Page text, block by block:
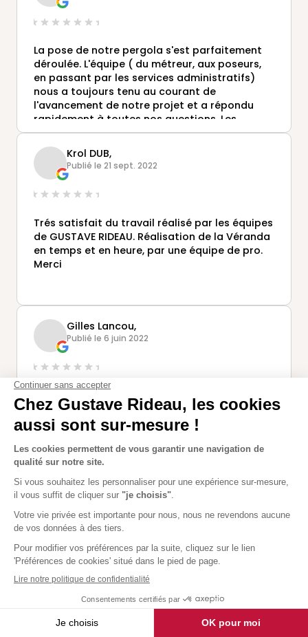
La pose de notre pergola s'est parfaitement
déroulée. L'équipe ( du métreur, aux poseurs,
en passant par les services administratifs)
nous a toujours tenu au courant de
l'avancement de notre projet et a répondu
rapidement à toutes nos questions. Les
différents rendez vous ont été faciles à
planifier et les interventions se sont déroulées
comme elles avaient été prévues.
Lors de la pose, le chef de chantier a repéré un
défaut esthétique à la réception du matériel
et l'a reporté dans le PV de réception. Le
aucune relance de notre part à une date
définie conjointement.
Nous sommes satisfaits d'avoir travaillé avec
Krol DUB,
Publié le 21 sept. 2022
Trés satisfait du travail réalisé par les équipes
de GUSTAVE RIDEAU. Réalisation de la Véranda
en temps et en heure, par une équipe de pro.
Merci
Gilles Lancou,
Publié le 6 juin 2022
Nous sommes très content de notre véranda
rideau , le commercial , Mr lorrenzo L nous a
très bien conseillé et l'équipe de technicien
vivement cette entreprise
claudie lauden,
Publié le 17 févr. 2022
nous avons fait faire une véranda Gustave
Rideau par l'agence de Quimperlé nous avons
traité avec un commercial qui nous à
accueillie d'une gentillesse monsieur L'
Allement qui nous a bien conseiller ainsi que le